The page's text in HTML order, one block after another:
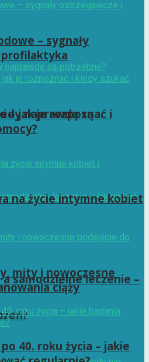
naprawdę są
samodzielne leczenie –
– sygnały
– jak je rozpoznać i
na życie intymne kobiet
mity i nowoczesne
ciąży
40. roku życia – jakie